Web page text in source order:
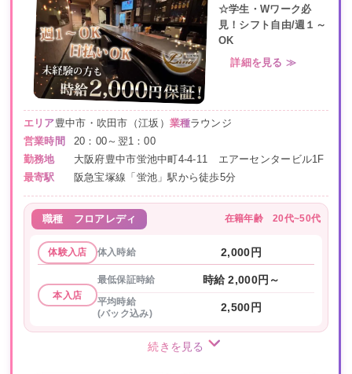
☆学生・Wワーク必
見！シフト自由/週１～
OK
詳細を見る ≫
エリア豊中市・吹田市（江坂） 業種ラウンジ
営業時間
20：00～翌1：00
勤務地
大阪府豊中市蛍池中町4-4-11 エアーセンタービル1F
最寄駅
阪急宝塚線「蛍池」駅から徒歩5分
職種 フロアレディ 在籍年齢20代~50代
体験入店 体入時給 2,000円
本入店
最低保証時給 時給 2,000円～
平均時給
(バック込み)
2,500円
続きを見る